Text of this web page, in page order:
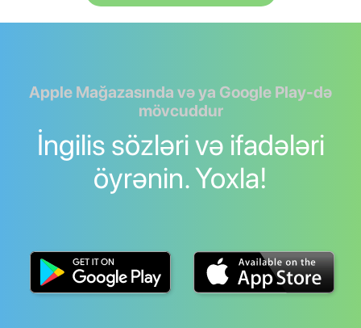
Apple Mağazasında və ya Google Play-də
mövcuddur
İngilis sözləri və ifadələri
öyrənin. Yoxla!